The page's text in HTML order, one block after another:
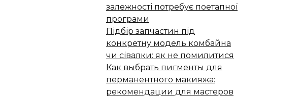
залежності потребує поетапної
програми
Підбір запчастин під
конкретну модель комбайна
чи сівалки: як не помилитися
Как выбрать пигменты для
перманентного макияжа:
рекомендации для мастеров